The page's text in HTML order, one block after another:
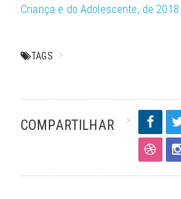
Criança e do Adolescente, de 2018.
TAGS
COMPARTILHAR